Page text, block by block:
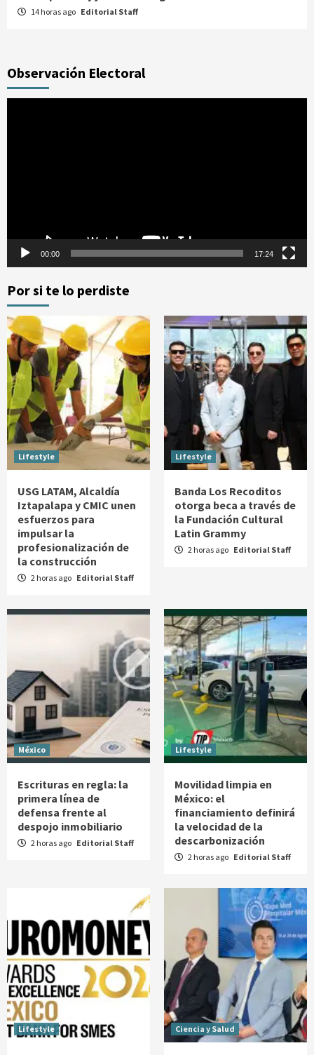
14 horas ago Editorial Staff
Observación Electoral
00:00 17:24
Por si te lo perdiste
Lifestyle
USG LATAM, Alcaldía
Iztapalapa y CMIC unen
esfuerzos para
impulsar la
profesionalización de
la construcción
2 horas ago Editorial Staff
Lifestyle
Banda Los Recoditos
otorga beca a través de
la Fundación Cultural
Latin Grammy
2 horas ago Editorial Staff
México
Escrituras en regla: la
primera línea de
defensa frente al
despojo inmobiliario
2 horas ago Editorial Staff
Lifestyle
Movilidad limpia en
México: el
financiamiento definirá
la velocidad de la
descarbonización
2 horas ago Editorial Staff
Lifestyle Ciencia y Salud